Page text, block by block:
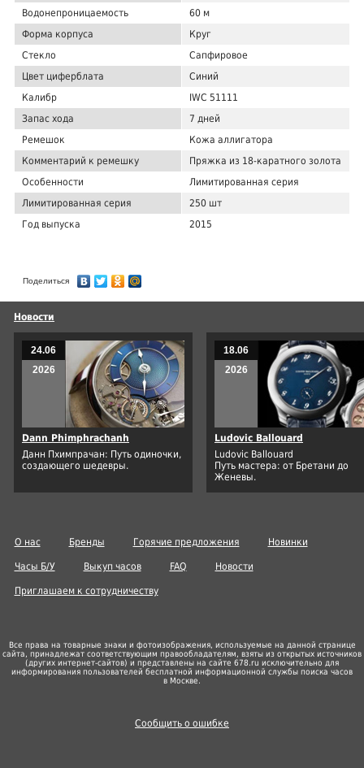
Водонепроницаемость
60 м
Форма корпуса
Круг
Стекло
Сапфировое
Цвет циферблата
Синий
Калибр
IWC 51111
Запас хода
7 дней
Ремешок
Кожа аллигатора
Комментарий к ремешку
Пряжка из 18-каратного золота
Особенности
Лимитированная серия
Лимитированная серия
250 шт
Год выпуска
2015
Поделиться
Новости
24.06
2026
Dann Phimphrachanh
Данн Пхимпрачан: Путь одиночки,
создающего шедевры.
18.06
2026
Ludovic Ballouard
Ludovic Ballouard
Путь мастера: от Бретани до
Женевы.
О нас Бренды Горячие предложения Новинки
Часы Б/У Выкуп часов FAQ Новости
Приглашаем к сотрудничеству
Все права на товарные знаки и фотоизображения, используемые на данной странице
сайта, принадлежат соответствующим правообладателям, взяты из открытых источников
(других интернет-сайтов) и представлены на сайте 678.ru исключительно для
информирования пользователей бесплатной информационной службы поиска часов
в Москве.
Сообщить о ошибке